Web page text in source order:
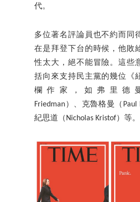
代。
多位著名評論員也不約而同
在是拜登下台的時候，他敗
性太大，絕不能冒險。這些
括向來支持民主黨的幾位《
欄作家，如弗里德曼
Friedman）、克魯格曼（Paul
紀思道（Nicholas Kristof）等。